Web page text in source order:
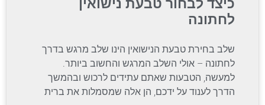
כיצד לבחור טבעת נישואין
לחתונה
שלב בחירת טבעת הנישואין הינו שלב מרגש בדרך
לחתונה – אולי השלב המרגש והחשוב ביותר.
למעשה, הטבעות שאתם עתידים לרכוש ובהמשך
הדרך לענוד על ידכם, הן אלה שמסמלות את ברית